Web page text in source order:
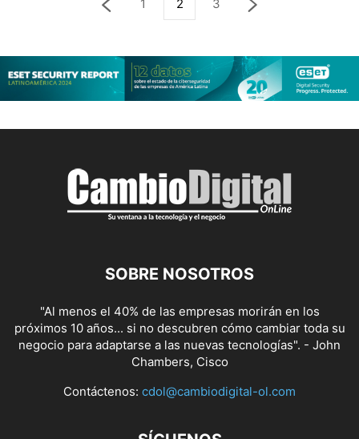
1 2 3
SOBRE NOSOTROS
"Al menos el 40% de las empresas morirán en los
próximos 10 años... si no descubren cómo cambiar toda su
negocio para adaptarse a las nuevas tecnologías". - John
Chambers, Cisco
Contáctenos: cdol@cambiodigital-ol.com